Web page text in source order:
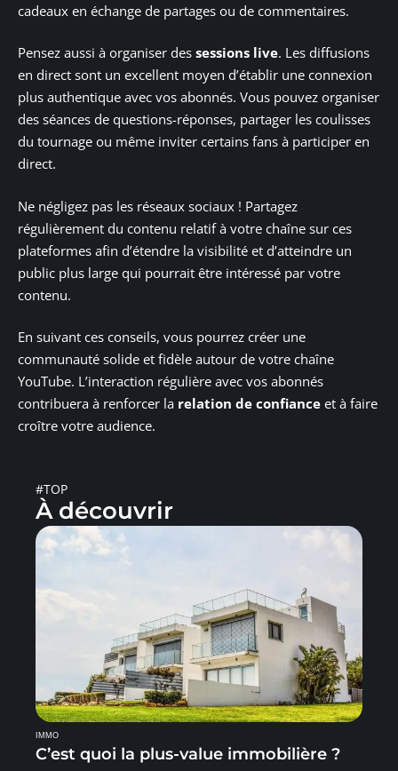
cadeaux en échange de partages ou de commentaires.
Pensez aussi à organiser des sessions live. Les diffusions
en direct sont un excellent moyen d’établir une connexion
plus authentique avec vos abonnés. Vous pouvez organiser
des séances de questions-réponses, partager les coulisses
du tournage ou même inviter certains fans à participer en
direct.
Ne négligez pas les réseaux sociaux ! Partagez
régulièrement du contenu relatif à votre chaîne sur ces
plateformes afin d’étendre la visibilité et d’atteindre un
public plus large qui pourrait être intéressé par votre
contenu.
En suivant ces conseils, vous pourrez créer une
communauté solide et fidèle autour de votre chaîne
YouTube. L’interaction régulière avec vos abonnés
contribuera à renforcer la relation de confiance et à faire
croître votre audience.
#TOP
À découvrir
IMMO
C’est quoi la plus-value immobilière ?